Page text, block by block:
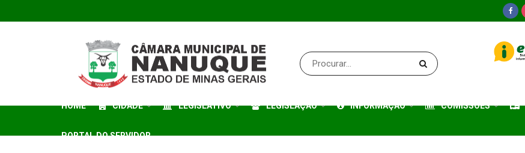
HOME CIDADE LEGISLATIVO LEGISLAÇÃO INFORMAÇÃO COMISSÕES
PORTAL DO SERVIDOR